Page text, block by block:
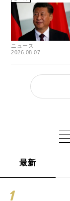
ニュース
2026.08.07
最新